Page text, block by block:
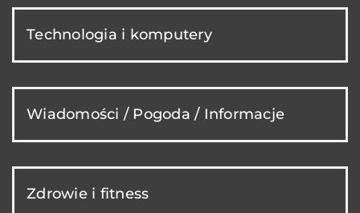
Technologia i komputery
Wiadomości / Pogoda / Informacje
Zdrowie i fitness